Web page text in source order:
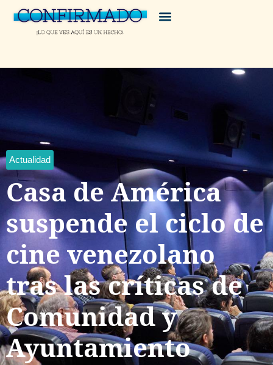
Actualidad
Casa de América
suspende el ciclo de
cine venezolano
tras las críticas de
Comunidad y
Ayuntamiento